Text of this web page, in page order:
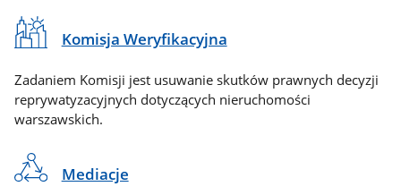
Komisja Weryfikacyjna
Zadaniem Komisji jest usuwanie skutków prawnych decyzji
reprywatyzacyjnych dotyczących nieruchomości
warszawskich.
Mediacje